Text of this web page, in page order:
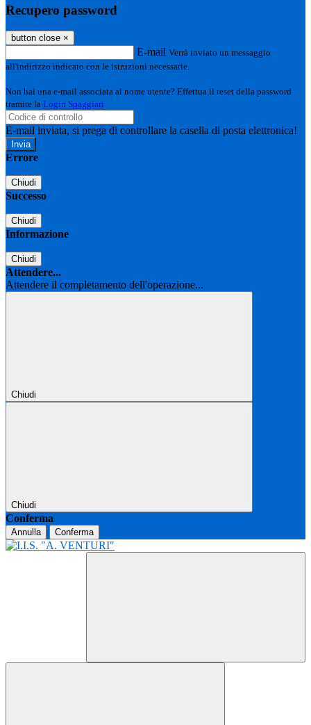
Recupero password
button close ×
E-mail Verrà inviato un messaggio
all'indirizzo indicato con le istruzioni necessarie.
Non hai una e-mail associata al nome utente? Effettua il reset della password
tramite la Login Spaggiari
E-mail inviata, si prega di controllare la casella di posta elettronica!
Errore
Chiudi
Successo
Chiudi
Informazione
Chiudi
Attendere...
Attendere il completamento dell'operazione...
Chiudi
Chiudi
Conferma
Annulla Conferma